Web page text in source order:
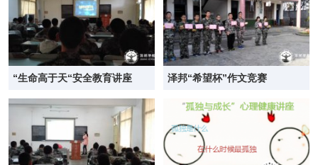
“生命高于天“安全教育讲座 泽邦“希望杯”作文竞赛